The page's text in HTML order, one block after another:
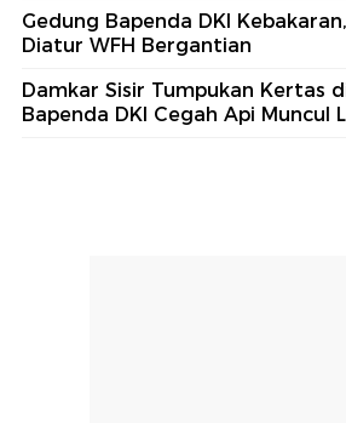
Gedung Bapenda DKI
Diatur WFH Bergantian
Damkar Sisir Tumpukan Kertas
Bapenda DKI Cegah Api Muncul